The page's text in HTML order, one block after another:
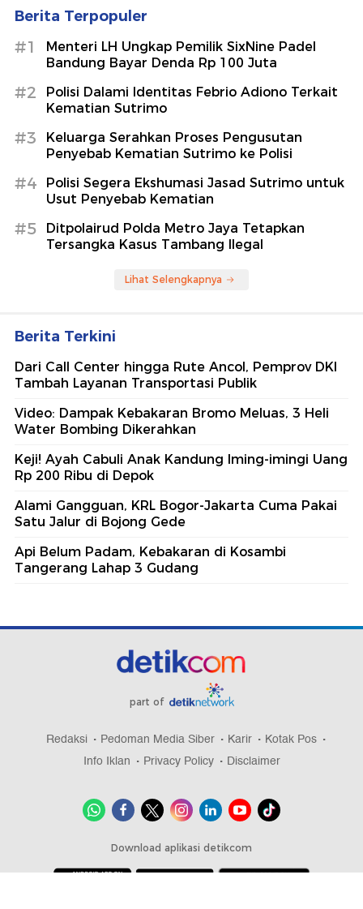
Berita Terpopuler
#1
Menteri LH Ungkap Pemilik SixNine Padel
Bandung Bayar Denda Rp 100 Juta
#2
Polisi Dalami Identitas Febrio Adiono Terkait
Kematian Sutrimo
#3
Keluarga Serahkan Proses Pengusutan
Penyebab Kematian Sutrimo ke Polisi
#4
Polisi Segera Ekshumasi Jasad Sutrimo untuk
Usut Penyebab Kematian
#5
Ditpolairud Polda Metro Jaya Tetapkan
Tersangka Kasus Tambang Ilegal
Lihat Selengkapnya
Berita Terkini
Dari Call Center hingga Rute Ancol, Pemprov DKI
Tambah Layanan Transportasi Publik
Video: Dampak Kebakaran Bromo Meluas, 3 Heli
Water Bombing Dikerahkan
Keji! Ayah Cabuli Anak Kandung Iming-imingi Uang
Rp 200 Ribu di Depok
Alami Gangguan, KRL Bogor-Jakarta Cuma Pakai
Satu Jalur di Bojong Gede
Api Belum Padam, Kebakaran di Kosambi
Tangerang Lahap 3 Gudang
part of
Redaksi Pedoman Media Siber Karir
Kotak Pos
Info Iklan
Privacy Policy Disclaimer
Download aplikasi detikcom